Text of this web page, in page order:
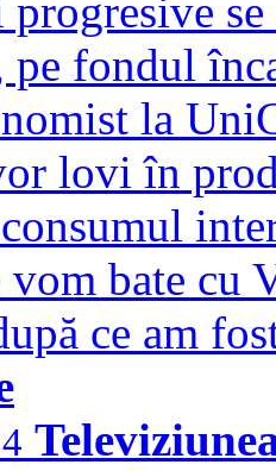
pe fondul
la
lovi în
vom bate
ce am